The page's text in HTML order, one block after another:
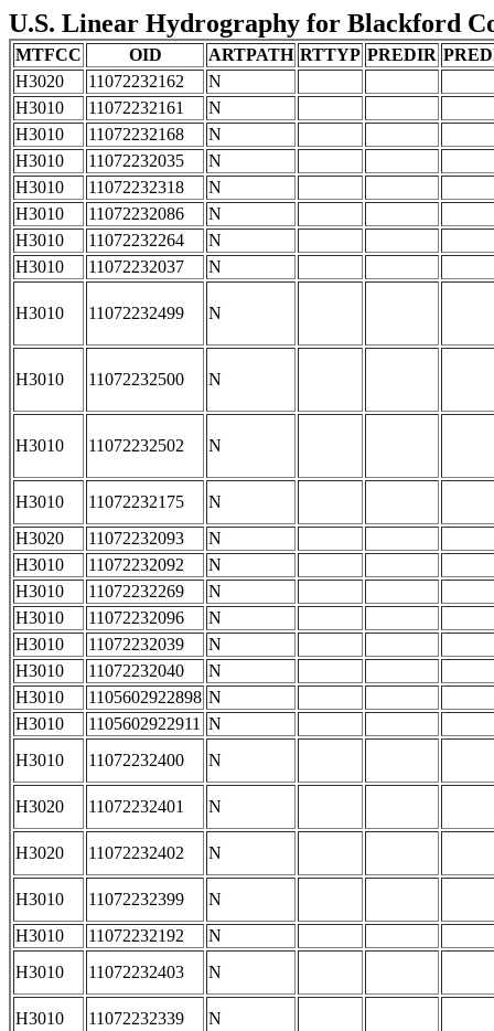
U.S. Linear Hydrography for Blackford
MTFCC OID ARTPATH RTTYP PREDIR
H3020
11072232162
N
H3010
11072232161
N
H3010
11072232168
N
H3010
11072232035
N
H3010
11072232318
N
H3010
11072232086
N
H3010
11072232264
N
H3010
11072232037 N
H3010 11072232499 N
H3010 11072232500 N
H3010 11072232502 N
H3010 11072232175
N
H3020
11072232093
N
H3010
11072232092
N
H3010
11072232269
N
H3010
11072232096
N
H3010
11072232039
N
H3010
11072232040
N
H3010
1105602922898 N
H3010
1105602922911 N
H3010
11072232400 N
H3020 11072232401 N
H3020 11072232402 N
H3010 11072232399
N
H3010
11072232192
N
H3010
11072232403 N
H3010 11072232339
N